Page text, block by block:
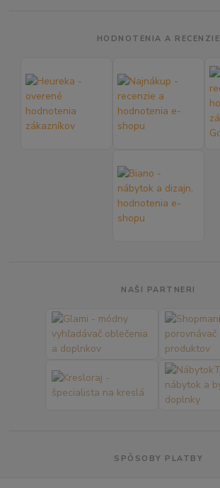
HODNOTENIA A RECENZIE
NAŠI PARTNERI
SPÔSOBY PLATBY